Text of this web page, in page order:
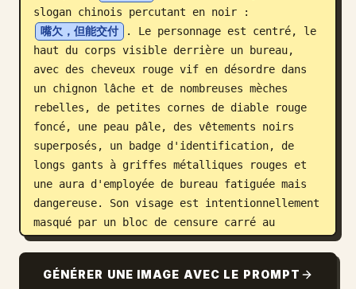
slogan chinois percutant en noir :
嘴欠，但能交付
. Le personnage est centré, le
haut du corps visible derrière un bureau,
avec des cheveux rouge vif en désordre dans
un chignon lâche et de nombreuses mèches
rebelles, de petites cornes de diable rouge
foncé, une peau pâle, des vêtements noirs
superposés, un badge d'identification, de
longs gants à griffes métalliques rouges et
une aura d'employée de bureau fatiguée mais
dangereuse. Son visage est intentionnellement
masqué par un bloc de censure carré au
centre. Elle appuie sa joue sur une main
emporter noir de marque dans l'autre main.
GÉNÉRER UNE IMAGE AVEC LE PROMPT